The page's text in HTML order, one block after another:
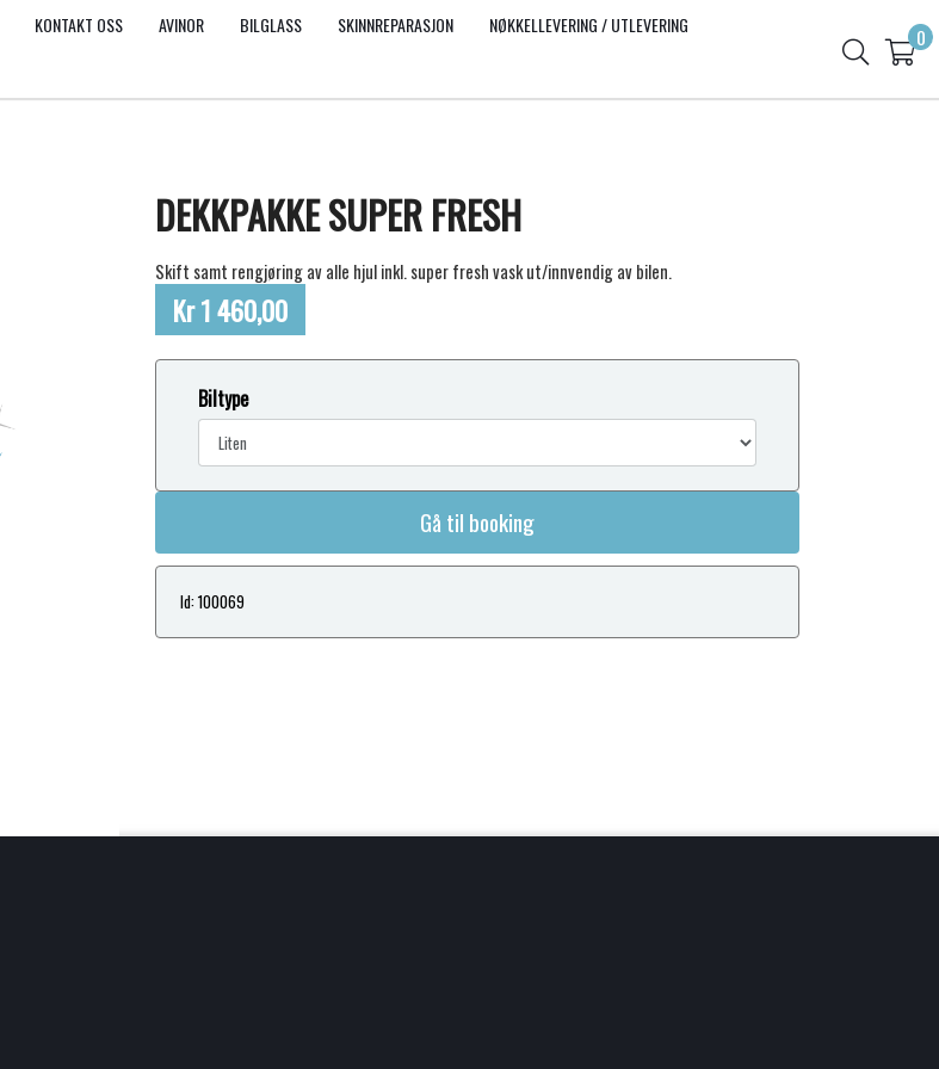
KONTAKT OSS AVINOR BILGLASS SKINNREPARASJON
NØKKELLEVERING / UTLEVERING
0
DEKKPAKKE SUPER FRESH
Skift samt rengjøring av alle hjul inkl. super fresh vask ut/innvendig av bilen.
Kr 1 460,00
Biltype
Gå til booking
Id: 100069